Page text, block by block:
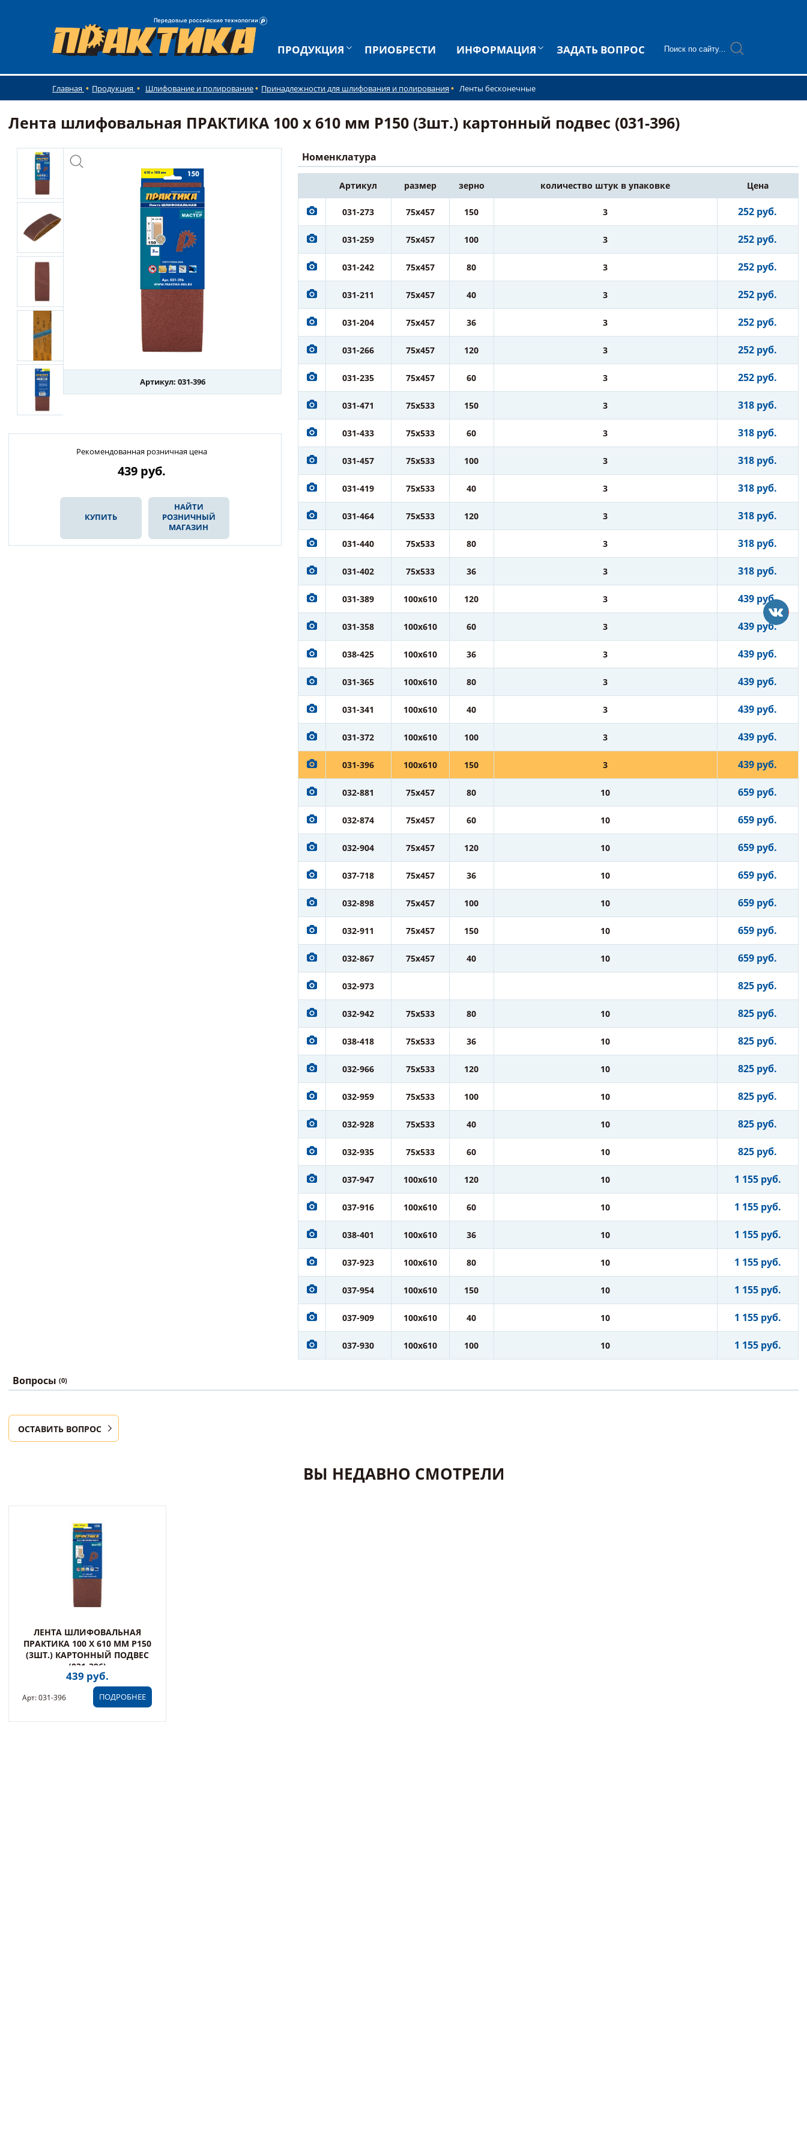
ПРОДУКЦИЯ ПРИОБРЕСТИ ИНФОРМАЦИЯ ЗАДАТЬ ВОПРОС
Главная Продукция Шлифование и полирование Принадлежности для шлифования и полирования Ленты бесконечные
Лента шлифовальная ПРАКТИКА 100 х 610 мм P150 (3шт.) картонный подвес (031-396)
Артикул: 031-396
Рекомендованная розничная цена
439 руб.
КУПИТЬ
НАЙТИ
РОЗНИЧНЫЙ
МАГАЗИН
Номенклатура
Артикул размер зерно количество штук в упаковке Цена
031-273 75x457 150 3 252 руб.
031-259 75x457 100 3 252 руб.
031-242 75x457 80 3 252 руб.
031-211 75x457 40 3 252 руб.
031-204 75x457 36 3 252 руб.
031-266 75x457 120 3 252 руб.
031-235 75x457 60 3 252 руб.
031-471 75x533 150 3 318 руб.
031-433 75x533 60 3 318 руб.
031-457 75x533 100 3 318 руб.
031-419 75x533 40 3 318 руб.
031-464 75x533 120 3 318 руб.
031-440 75x533 80 3 318 руб.
031-402 75x533 36 3 318 руб.
031-389 100x610 120 3 439 руб.
031-358 100x610 60 3 439 руб.
038-425 100x610 36 3 439 руб.
031-365 100x610 80 3 439 руб.
031-341 100x610 40 3 439 руб.
031-372 100x610 100 3 439 руб.
031-396 100x610 150 3 439 руб.
032-881 75x457 80 10 659 руб.
032-874 75x457 60 10 659 руб.
032-904 75x457 120 10 659 руб.
037-718 75x457 36 10 659 руб.
032-898 75x457 100 10 659 руб.
032-911 75x457 150 10 659 руб.
032-867 75x457 40 10 659 руб.
032-973 825 руб.
032-942 75x533 80 10 825 руб.
038-418 75x533 36 10 825 руб.
032-966 75x533 120 10 825 руб.
032-959 75x533 100 10 825 руб.
032-928 75x533 40 10 825 руб.
032-935 75x533 60 10 825 руб.
037-947 100x610 120 10 1 155 руб.
037-916 100x610 60 10 1 155 руб.
038-401 100x610 36 10 1 155 руб.
037-923 100x610 80 10 1 155 руб.
037-954 100x610 150 10 1 155 руб.
037-909 100x610 40 10 1 155 руб.
037-930 100x610 100 10 1 155 руб.
Вопросы (0)
ОСТАВИТЬ ВОПРОС
ВЫ НЕДАВНО СМОТРЕЛИ
ЛЕНТА ШЛИФОВАЛЬНАЯ
ПРАКТИКА 100 Х 610 ММ P150
(3ШТ.) КАРТОННЫЙ ПОДВЕС
(031-396)
439 руб.
ПОДРОБНЕЕ
Арт: 031-396